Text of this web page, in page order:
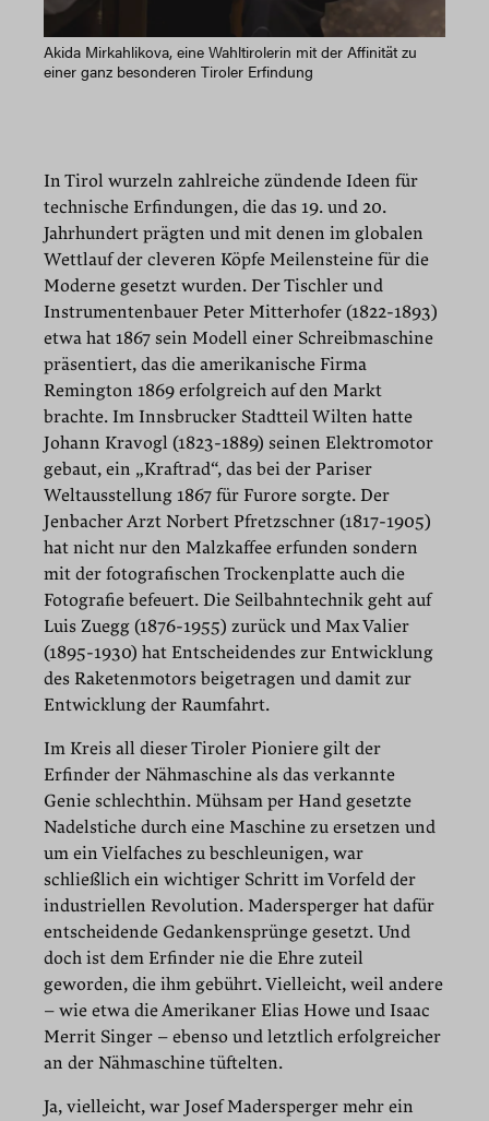
Akida Mirkahlikova, eine Wahltirolerin mit der Affinität zu
einer ganz besonderen Tiroler Erfindung
In Tirol wurzeln zahlreiche zündende Ideen für
technische Erfindungen, die das 19. und 20.
Jahrhundert prägten und mit denen im globalen
Wettlauf der cleveren Köpfe Meilensteine für die
Moderne gesetzt wurden. Der Tischler und
Instrumentenbauer Peter Mitterhofer (1822-1893)
etwa hat 1867 sein Modell einer Schreibmaschine
präsentiert, das die amerikanische Firma
Remington 1869 erfolgreich auf den Markt
brachte. Im Innsbrucker Stadtteil Wilten hatte
Johann Kravogl (1823-1889) seinen Elektromotor
gebaut, ein „Kraftrad“, das bei der Pariser
Weltausstellung 1867 für Furore sorgte. Der
Jenbacher Arzt Norbert Pfretzschner (1817-1905)
hat nicht nur den Malzkaffee erfunden sondern
mit der fotografischen Trockenplatte auch die
Fotografie befeuert. Die Seilbahntechnik geht auf
Luis Zuegg (1876-1955) zurück und Max Valier
(1895-1930) hat Entscheidendes zur Entwicklung
des Raketenmotors beigetragen und damit zur
Entwicklung der Raumfahrt.
Im Kreis all dieser Tiroler Pioniere gilt der
Erfinder der Nähmaschine als das verkannte
Genie schlechthin. Mühsam per Hand gesetzte
Nadelstiche durch eine Maschine zu ersetzen und
um ein Vielfaches zu beschleunigen, war
schließlich ein wichtiger Schritt im Vorfeld der
industriellen Revolution. Madersperger hat dafür
entscheidende Gedankensprünge gesetzt. Und
doch ist dem Erfinder nie die Ehre zuteil
geworden, die ihm gebührt. Vielleicht, weil andere
– wie etwa die Amerikaner Elias Howe und Isaac
Merrit Singer – ebenso und letztlich erfolgreicher
an der Nähmaschine tüftelten.
Ja, vielleicht, war Josef Madersperger mehr ein